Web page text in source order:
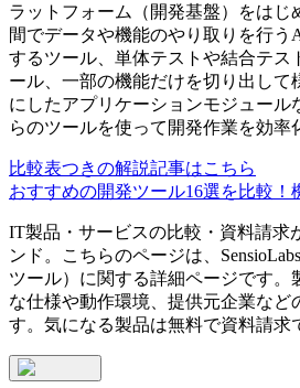
ラットフォーム（開発基盤）をはじ
間でデータや機能のやり取りを行う
するツール、単体テストや結合テス
ール、一部の機能だけを切り出して
にしたアプリケーションモジュール
らのツールを使って開発作業を効率
比較表つきの解説記事はこちら
おすすめの開発ツール16選を比較！
IT製品・サービスの比較・資料請求
ンド。こちらのページは、 SensioLabs
ツール）に関する詳細ページです。
な仕様や動作環境、提供元企業など
す。気になる製品は無料で資料請求